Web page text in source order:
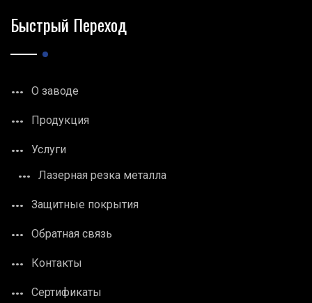
Быстрый Переход
О заводе
Продукция
Услуги
Лазерная резка металла
Защитные покрытия
Обратная связь
Контакты
Сертификаты